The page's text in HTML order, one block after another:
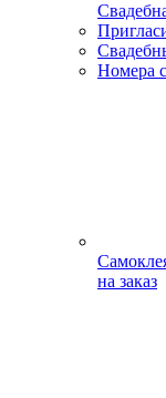
Номера
на заказ